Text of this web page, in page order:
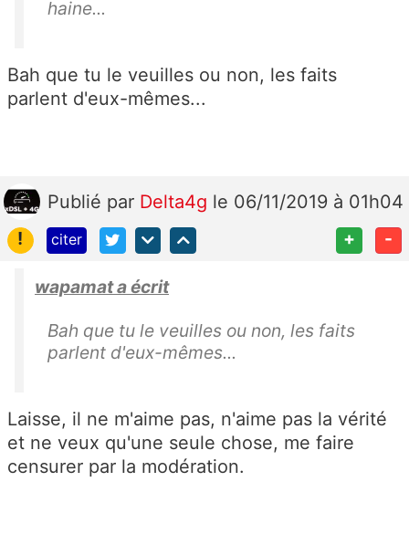
haine...
Bah que tu le veuilles ou non, les faits
parlent d'eux-mêmes...
Publié par Delta4g le 06/11/2019 à 01h04
!
citer + -
wapamat a écrit
Bah que tu le veuilles ou non, les faits
parlent d'eux-mêmes...
Laisse, il ne m'aime pas, n'aime pas la vérité
et ne veux qu'une seule chose, me faire
censurer par la modération.